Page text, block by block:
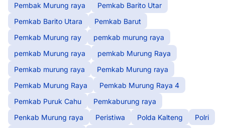
Pembak Murung raya
Pemkab Barito Utar
Pemkab Barito Utara
Pemkab Barut
Pemkab Murung ray
pemkab murung raya
pemkab Murung raya
pemkab Murung Raya
Pemkab murung raya
Pemkab Murung raya
Pemkab Murung Raya
Pemkab Murung Raya 4
Pemkab Puruk Cahu
Pemkaburung raya
Penkab Murung raya
Peristiwa Polda Kalteng
Polri